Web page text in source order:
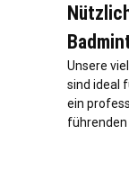
Unsere
sind ideal
ein
führenden